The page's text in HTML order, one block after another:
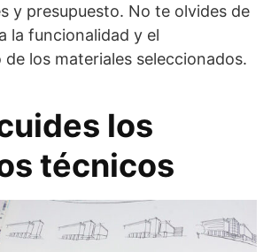
y presupuesto. No te olvides de
la funcionalidad y el
los materiales seleccionados.
los
técnicos